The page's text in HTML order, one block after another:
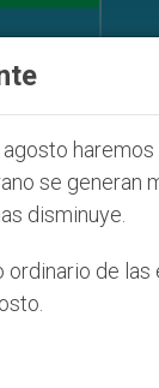
se generan
disminuye.
de las